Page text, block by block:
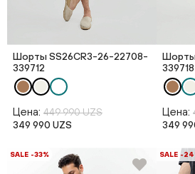
Шорты SS26CR3-26-22708-
339712
Цена: 449 990 UZS
349 990 UZS
Шорты
339718
Цена:
349
SALE -33% SALE -